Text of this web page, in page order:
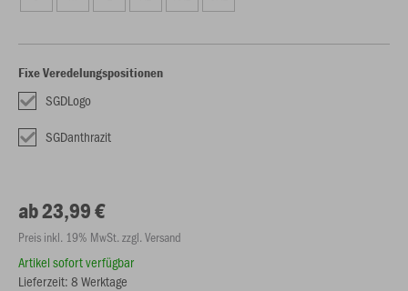
Fixe Veredelungspositionen
SGDLogo
SGDanthrazit
ab 23,99 €
Preis inkl. 19% MwSt. zzgl. Versand
Artikel sofort verfügbar
Lieferzeit: 8 Werktage